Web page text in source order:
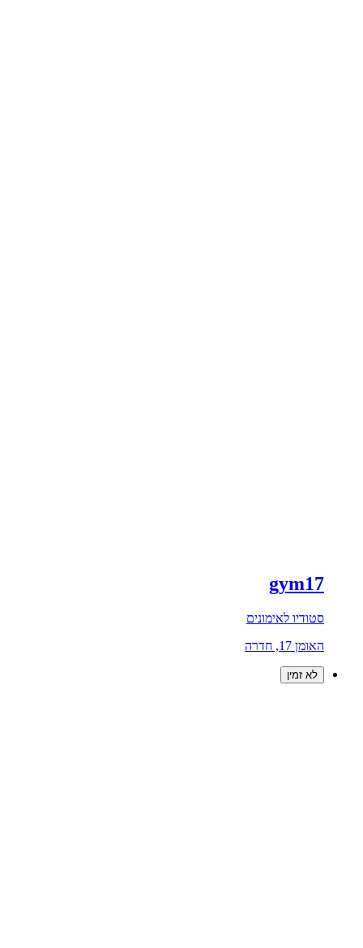
gym17
סטודיו לאימונים
האומן 17, חדרה
לא זמין